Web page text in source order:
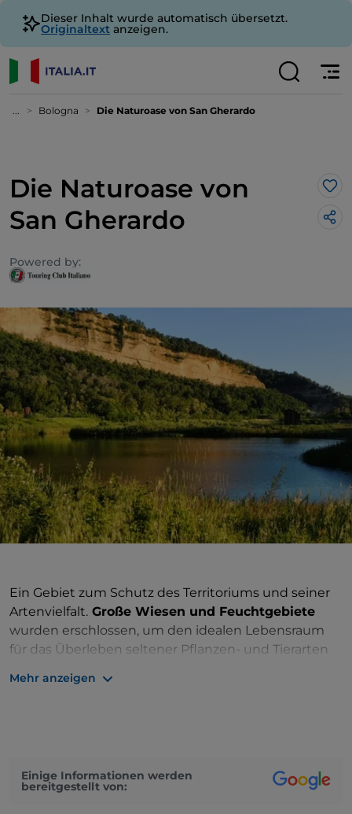
Dieser Inhalt wurde automatisch übersetzt.
Originaltext anzeigen.
... Bologna Die Naturoase von San Gherardo
Die Naturoase von
San Gherardo
Powered by:
Ein Gebiet zum Schutz des Territoriums und seiner
Artenvielfalt. Große Wiesen und Feuchtgebiete
wurden erschlossen, um den idealen Lebensraum
für das Überleben seltener Pflanzen- und Tierarten
oder Wanderfalken zu schaffen, die hier die
zu besuchen.
Mehr anzeigen
Einige Informationen werden
bereitgestellt von: